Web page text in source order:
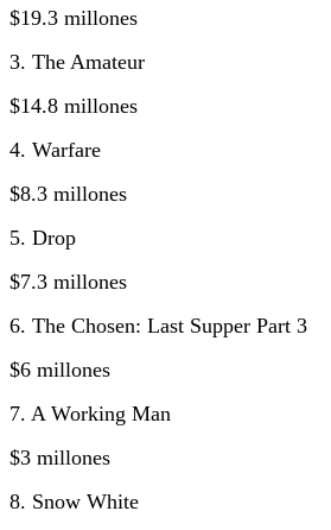
$19.3 millones
3. The Amateur
$14.8 millones
4. Warfare
$8.3 millones
5. Drop
$7.3 millones
6. The Chosen: Last Supper Part 3
$6 millones
7. A Working Man
$3 millones
8. Snow White